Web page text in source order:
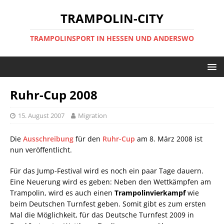
TRAMPOLIN-CITY
TRAMPOLINSPORT IN HESSEN UND ANDERSWO
Ruhr-Cup 2008
15. August 2007 Migration
Die Ausschreibung für den Ruhr-Cup am 8. März 2008 ist
nun veröffentlicht.
Für das Jump-Festival wird es noch ein paar Tage dauern.
Eine Neuerung wird es geben: Neben den Wettkämpfen am
Trampolin, wird es auch einen Trampolinvierkampfwie
beim Deutschen Turnfest geben. Somit gibt es zum ersten
Mal die Möglichkeit, für das Deutsche Turnfest 2009 in